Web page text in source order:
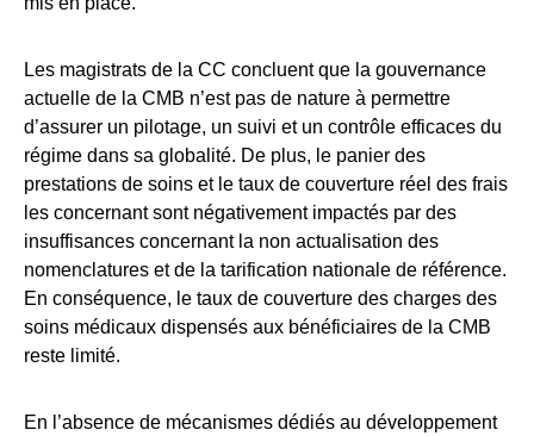
Les magistrats de la CC concluent que la gouvernance
actuelle de la CMB n’est pas de nature à permettre
d’assurer un pilotage, un suivi et un contrôle efficaces du
régime dans sa globalité. De plus, le panier des
prestations de soins et le taux de couverture réel des frais
les concernant sont négativement impactés par des
insuffisances concernant la non actualisation des
nomenclatures et de la tarification nationale de référence.
En conséquence, le taux de couverture des charges des
soins médicaux dispensés aux bénéficiaires de la CMB
reste limité.
En l’absence de mécanismes dédiés au développement